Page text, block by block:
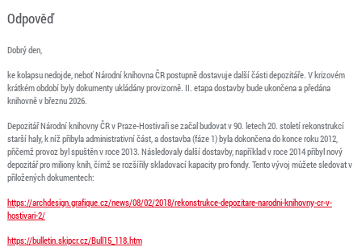
Odpověď
Dobrý den,
ke kolapsu nedojde, neboť Národní knihovna ČR postupně dostavuje další části depozitáře. V krizovém
krátkém období byly dokumenty ukládány provizorně. II. etapa dostavby bude ukončena a předána
knihovně v březnu 2026.
Depozitář Národní knihovny ČR v Praze-Hostivaři se začal budovat v 90. letech 20. století rekonstrukcí
starší haly, k níž přibyla administrativní část, a dostavba (fáze 1) byla dokončena do konce roku 2012,
přičemž provoz byl spuštěn v roce 2013. Následovaly další dostavby, například v roce 2014 přibyl nový
depozitář pro miliony knih, čímž se rozšířily skladovací kapacity pro fondy. Tento vývoj můžete sledovat v
přiložených dokumentech:
https://archdesign.grafique.cz/news/08/02/2018/rekonstrukce-depozitare-narodni-knihovny-cr-v-
hostivari-2/
https://bulletin.skipcr.cz/Bull15_118.htm